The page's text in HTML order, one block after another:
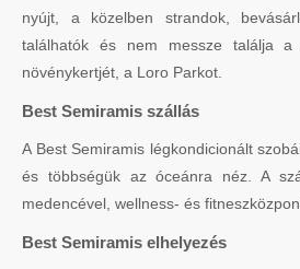
nyújt, a közelben strandok,
találhatók és nem messze találja
növénykertjét, a Loro Parkot.
Best Semiramis szállás
A Best Semiramis légkondicionált
és többségük az óceánra néz. A
medencével, wellness- és
Best Semiramis elhelyezés